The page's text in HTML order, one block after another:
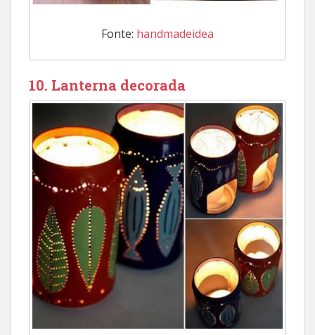
Fonte: handmadeidea
10. Lanterna decorada